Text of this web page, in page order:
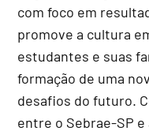
com foco em
promove a cultura
estudantes e suas
formação de uma
desafios do futuro.
entre o Sebrae-SP